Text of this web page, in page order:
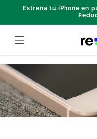
Skip to
Estrena tu iPhone en